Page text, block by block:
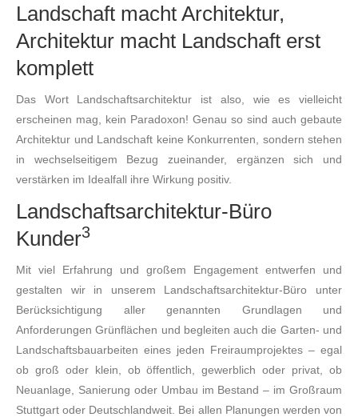
Landschaft macht Architektur,
Architektur macht Landschaft erst
komplett
Das Wort Landschaftsarchitektur ist also, wie es vielleicht
erscheinen mag, kein Paradoxon! Genau so sind auch gebaute
Architektur und Landschaft keine Konkurrenten, sondern stehen
in wechselseitigem Bezug zueinander, ergänzen sich und
verstärken im Idealfall ihre Wirkung positiv.
Landschaftsarchitektur-Büro
Kunder3
Mit viel Erfahrung und großem Engagement entwerfen und
gestalten wir in unserem Landschaftsarchitektur-Büro unter
Berücksichtigung aller genannten Grundlagen und
Anforderungen Grünflächen und begleiten auch die Garten- und
Landschaftsbauarbeiten eines jeden Freiraumprojektes – egal
ob groß oder klein, ob öffentlich, gewerblich oder privat, ob
Neuanlage, Sanierung oder Umbau im Bestand – im Großraum
Stuttgart oder Deutschlandweit. Bei allen Planungen werden von